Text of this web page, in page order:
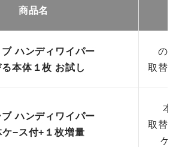
商品名
ブ ハンディワイパー
本体１枚 お試し
のび
取替シ
ブ ハンディワイパー
ケ−ス付+１枚増量
本
取替シ
ケ